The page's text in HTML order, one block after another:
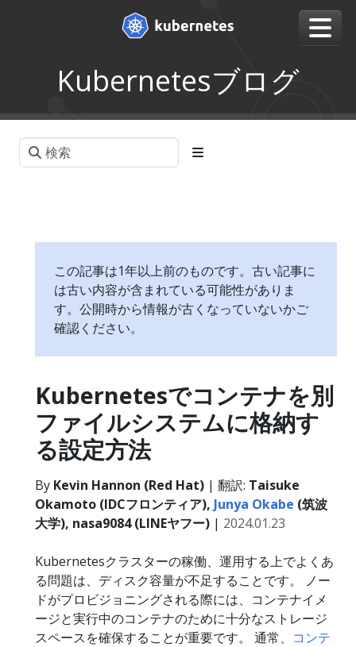
Kubernetesブログ
この記事は1年以上前のものです。古い記事に
は古い内容が含まれている可能性がありま
す。公開時から情報が古くなっていないかご
確認ください。
Kubernetesでコンテナを別
ファイルシステムに格納す
る設定方法
By Kevin Hannon (Red Hat) | 翻訳: Taisuke
Okamoto (IDCフロンティア), Junya Okabe (筑波
大学), nasa9084 (LINEヤフー) | 2024.01.23
Kubernetesクラスターの稼働、運用する上でよくあ
る問題は、ディスク容量が不足することです。 ノー
ドがプロビジョニングされる際には、コンテナイメ
ージと実行中のコンテナのために十分なストレージ
スペースを確保することが重要です。 通常、 コンテ